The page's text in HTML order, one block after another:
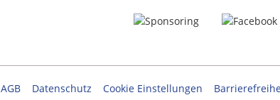
AGB Datenschutz Cookie Einstellungen